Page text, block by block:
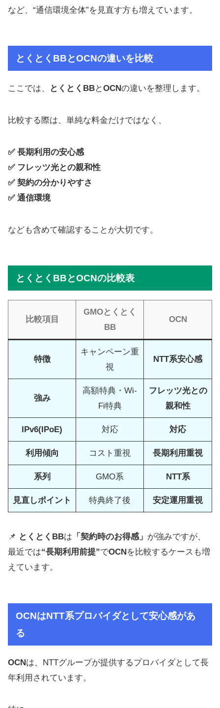
など、“通信環境全体”を見直す方も増えています。
とくとくBBとOCNの違いを比較
ここでは、 とくとくBBとOCNの違いを整理します。
比較する際は、単純な料金だけではなく、
✅ 長期利用の安心感
✅ フレッツ光との親和性
✅ 契約の分かりやすさ
✅ 通信環境
なども含めて確認することが大切です。
とくとくBBとOCNの比較表
比較項目
GMOとくとく
BB
OCN
特徴
キャンペーン重
視
NTT系安心感
強み
高額特典・Wi-
Fi特典
フレッツ光との
親和性
IPv6(IPoE) 対応 対応
利用傾向 コスト重視 長期利用重視
系列 GMO系 NTT系
見直しポイント 特典終了後 安定運用重視
📌 とくとくBBは 「契約時のお得感」 が強みですが、
最近では“長期利用前提”でOCN を比較するケースも増
えています。
OCNはNTT系プロバイダとして安心感があ
る
OCNは、NTTグループが提供するプロバイダとして長
年利用されています。